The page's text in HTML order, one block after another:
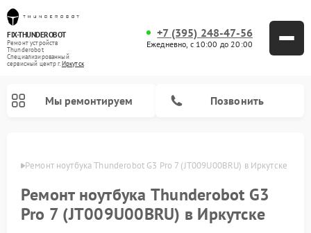
FIX-THUNDEROBOT
Ремонт устройств
Thunderobot
Специализированный
cервисный центр г.Иркутск
+7 (395) 248-47-56
Ежедневно, с 10:00 до 20:00
Мы ремонтируем Позвонить
Ремонт ноутбука Thunderobot G3 Pro 7 (JT009U00BRU) в Иркутске
Ремонт ноутбука Thunderobot G3
Pro 7 (JT009U00BRU) в Иркутске